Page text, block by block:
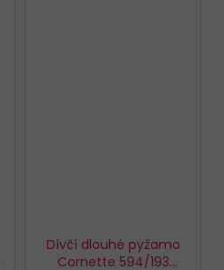
Dívčí dlouhé pyžamo
Cornette 594/193